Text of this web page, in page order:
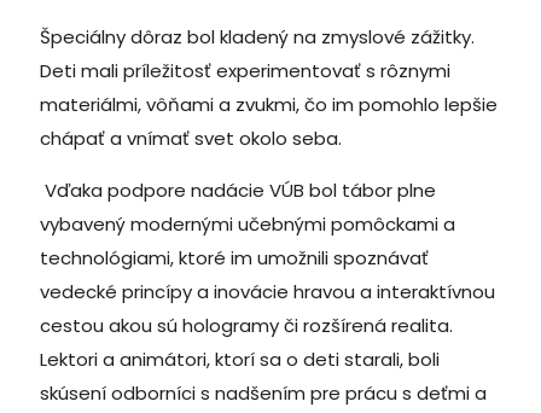
Špeciálny dôraz bol kladený na zmyslové zážitky.
Deti mali príležitosť experimentovať s rôznymi
materiálmi, vôňami a zvukmi, čo im pomohlo lepšie
chápať a vnímať svet okolo seba.
Vďaka podpore nadácie VÚB bol tábor plne
vybavený modernými učebnými pomôckami a
technológiami, ktoré im umožnili spoznávať
vedecké princípy a inovácie hravou a interaktívnou
cestou akou sú hologramy či rozšírená realita.
Lektori a animátori, ktorí sa o deti starali, boli
skúsení odborníci s nadšením pre prácu s deťmi a